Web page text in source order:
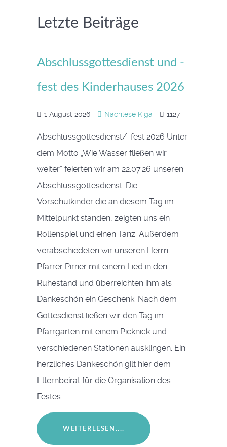
Letzte Beiträge
Abschlussgottesdienst und -
fest des Kinderhauses 2026
1 August 2026 Nachlese Kiga 1127
Abschlussgottesdienst/-fest 2026 Unter
dem Motto „Wie Wasser fließen wir
weiter“ feierten wir am 22.07.26 unseren
Abschlussgottesdienst. Die
Vorschulkinder die an diesem Tag im
Mittelpunkt standen, zeigten uns ein
Rollenspiel und einen Tanz. Außerdem
verabschiedeten wir unseren Herrn
Pfarrer Pirner mit einem Lied in den
Ruhestand und überreichten ihm als
Dankeschön ein Geschenk. Nach dem
Gottesdienst ließen wir den Tag im
Pfarrgarten mit einem Picknick und
verschiedenen Stationen ausklingen. Ein
herzliches Dankeschön gilt hier dem
Elternbeirat für die Organisation des
Festes....
WEITERLESEN....